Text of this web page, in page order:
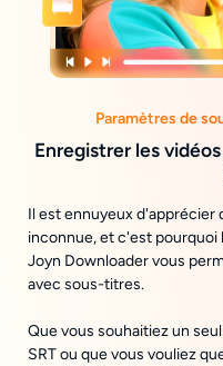
Paramètres de
Enregistrer les
Il est ennuyeux d'apprécier
inconnue, et c'est
Joyn Downloader vous
avec sous-titres.
Que vous souhaitiez un
SRT ou que vous vouliez